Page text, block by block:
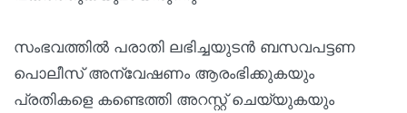
സംഭവത്തില്‍ പരാതി ലഭിച്ചയുടന്‍ ബസവപട്ടണ
പൊലീസ് അന്വേഷണം ആരംഭിക്കുകയും
പ്രതികളെ കണ്ടെത്തി അറസ്റ്റ് ചെയ്യുകയും